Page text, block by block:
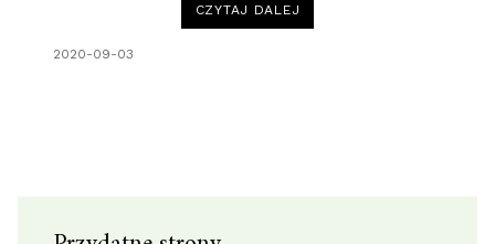
CZYTAJ DALEJ
2020-09-03